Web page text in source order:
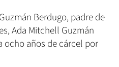
Berdugo, padre de
Ada Mitchell Guzmán
ocho años de cárcel por